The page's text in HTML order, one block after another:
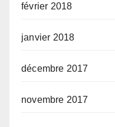
février 2018
janvier 2018
décembre 2017
novembre 2017